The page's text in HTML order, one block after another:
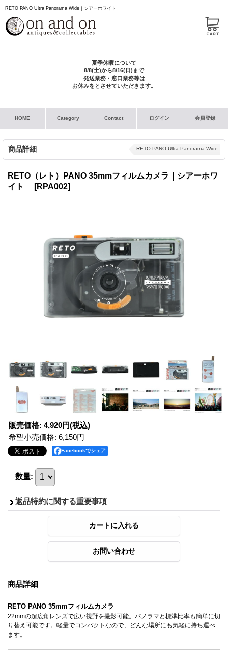
RETO PANO Ultra Panorama Wide｜シアーホワイト
夏季休暇について
8/8(土)から8/16(日)まで
発送業務・窓口業務等は
お休みをとさせていただきます。
HOME Category Contact ログイン 会員登録
商品詳細 RETO PANO Ultra Panorama Wide
RETO（レト）PANO 35mmフィルムカメラ｜シアーホワ
イト
[RPA002]
販売価格: 4,920円(税込)
希望小売価格: 6,150円
Facebookでシェア
数量:
返品特約に関する重要事項
商品詳細
RETO PANO 35mmフィルムカメラ
22mmの超広角レンズで広い視野を撮影可能。パノラマと標準比率も簡単に切
り替え可能です。軽量でコンパクトなので、どんな場所にも気軽に持ち運べ
ます。